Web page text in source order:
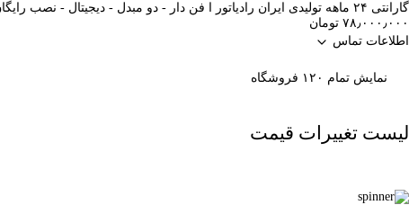
گارانتی ۲۴ ماهه تولیدی ایران رادیاتور ا فن دار - دو مبدل - دیجیتال - نصب رایگان
۷۸٫۰۰۰٫۰۰۰ تومان
اطلاعات تماس
نمایش تمام ۱۲۰ فروشگاه
لیست تغییرات قیمت